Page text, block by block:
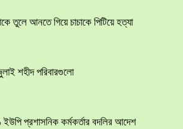
তুলে আনতে গিয়ে চাচাকে পিটিয়ে হত্যা
শহীদ পরিবারগুলো
প্রশাসনিক কর্মকর্তার বদলির আদেশ